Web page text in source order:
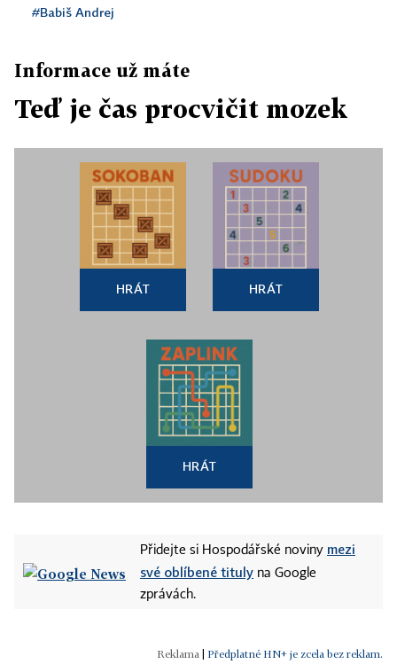
#Babiš Andrej
Informace už máte
Teď je čas procvičit mozek
HRÁT HRÁT
HRÁT
Přidejte si Hospodářské noviny mezi
své oblíbené tituly na Google
zprávách.
Předplatné HN+ je zcela bez reklam.